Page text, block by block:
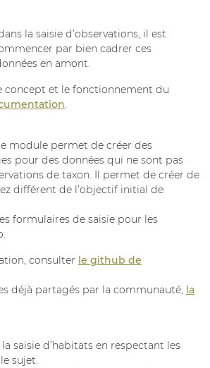
la saisie d’observations, il est
par bien cadrer ces
en amont.
concept et le fonctionnement du
.
module permet de créer des
pour des données qui ne sont pas
de taxon. Il permet de créer de
différent de l’objectif initial de
formulaires de saisie pour les
consulter le github de
déjà partagés par la communauté, la
saisie d’habitats en respectant les
sujet.